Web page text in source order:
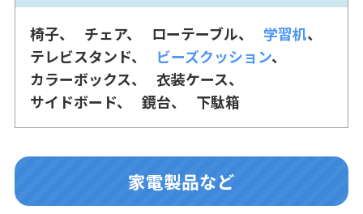
椅子 チェア ローテーブル
学習机
テレビスタンド
ビーズクッション
カラーボックス
衣装ケース
サイドボード
鏡台 下駄箱
家電製品など